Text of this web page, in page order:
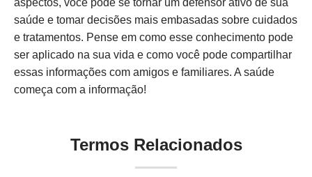
aspectos, você pode se tornar um defensor ativo de sua
saúde e tomar decisões mais embasadas sobre cuidados
e tratamentos. Pense em como esse conhecimento pode
ser aplicado na sua vida e como você pode compartilhar
essas informações com amigos e familiares. A saúde
começa com a informação!
Termos Relacionados